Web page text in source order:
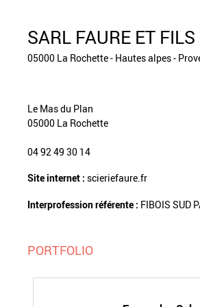
SARL FAURE ET FILS
05000 La Rochette - Hautes alpes -
Le Mas du Plan
05000 La Rochette
04 92 49 30 14
Site internet : scieriefaure.fr
Interprofession référente : FIBOIS SUD
PORTFOLIO